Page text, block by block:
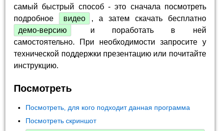
самый быстрый способ - это сначала посмотреть
подробное
видео
, а затем скачать бесплатно
демо-версию
и поработать в ней
самостоятельно. При необходимости запросите у
технической поддержки презентацию или почитайте
инструкцию.
Посмотреть
Посмотреть, для кого подходит данная программа
Посмотреть скриншот